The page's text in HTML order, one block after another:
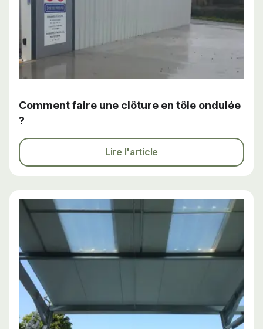
Comment faire une clôture en tôle ondulée
?
Lire l'article